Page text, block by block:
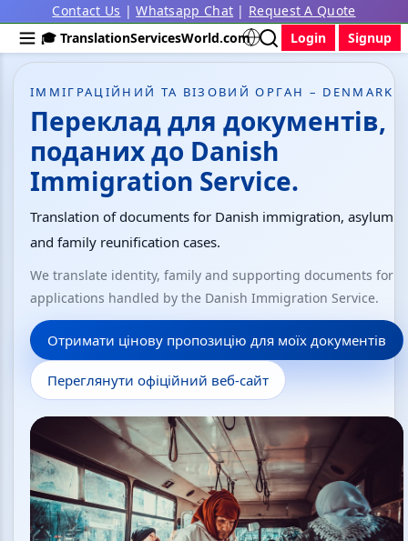
Contact Us |Whatsapp Chat | Request A Quote
🎓 TranslationServicesWorld.com
Login Signup
ІММІГРАЦІЙНИЙ ТА ВІЗОВИЙ ОРГАН – DENMARK
Переклад для документів,
поданих до Danish
Immigration Service.
Translation of documents for Danish immigration, asylum
and family reunification cases.
We translate identity, family and supporting documents for
applications handled by the Danish Immigration Service.
Отримати цінову пропозицію для моїх документів
Переглянути офіційний веб-сайт